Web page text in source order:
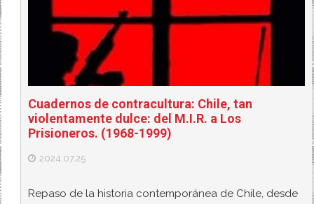
Cuadernos de contracultura: Chile, tan
violentamente dulce: del M.I.R. a Los
Prisioneros. (1968-1999)
2024.07.25
Repaso de la historia contemporánea de Chile, desde